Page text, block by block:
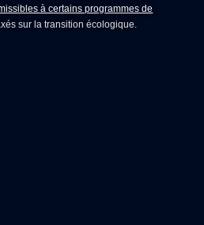
à certains programmes de
sur la transition écologique.